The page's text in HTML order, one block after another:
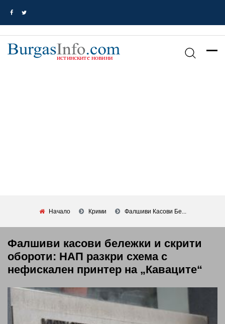
Начало Крими Фалшиви Касови Бе...
Фалшиви касови бележки и скрити
обороти: НАП разкри схема с
нефискален принтер на „Каваците“